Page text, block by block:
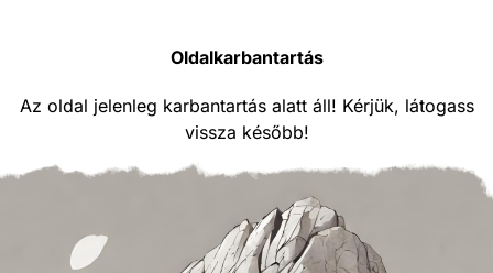
Oldalkarbantartás
Az oldal jelenleg karbantartás alatt áll! Kérjük, látogass
vissza később!